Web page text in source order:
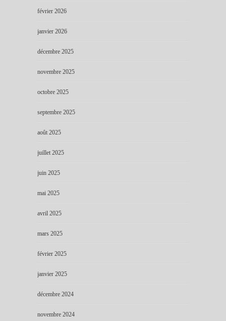
février 2026
janvier 2026
décembre 2025
novembre 2025
octobre 2025
septembre 2025
août 2025
juillet 2025
juin 2025
mai 2025
avril 2025
mars 2025
février 2025
janvier 2025
décembre 2024
novembre 2024